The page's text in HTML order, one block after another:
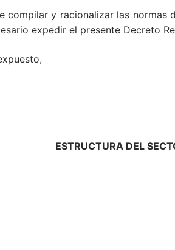
compilar y racionalizar las
expedir el presente Decreto
ESTRUCTURA DEL